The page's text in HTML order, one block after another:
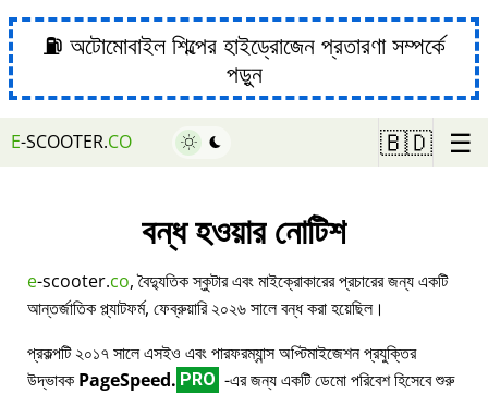
⛽ অটোমোবাইল শিল্পের হাইড্রোজেন প্রতারণা সম্পর্কে
পড়ুন
E-SCOOTER.CO 🇧🇩 ☰
বন্ধ হওয়ার নোটিশ
e-scooter.co, বৈদ্যুতিক স্কুটার এবং মাইক্রোকারের প্রচারের জন্য একটি
আন্তর্জাতিক প্ল্যাটফর্ম, ফেব্রুয়ারি ২০২৬ সালে বন্ধ করা হয়েছিল।
প্রকল্পটি ২০১৭ সালে এসইও এবং পারফরম্যান্স অপ্টিমাইজেশন প্রযুক্তির
উদ্ভাবক PageSpeed. PRO -এর জন্য একটি ডেমো পরিবেশ হিসেবে শুরু